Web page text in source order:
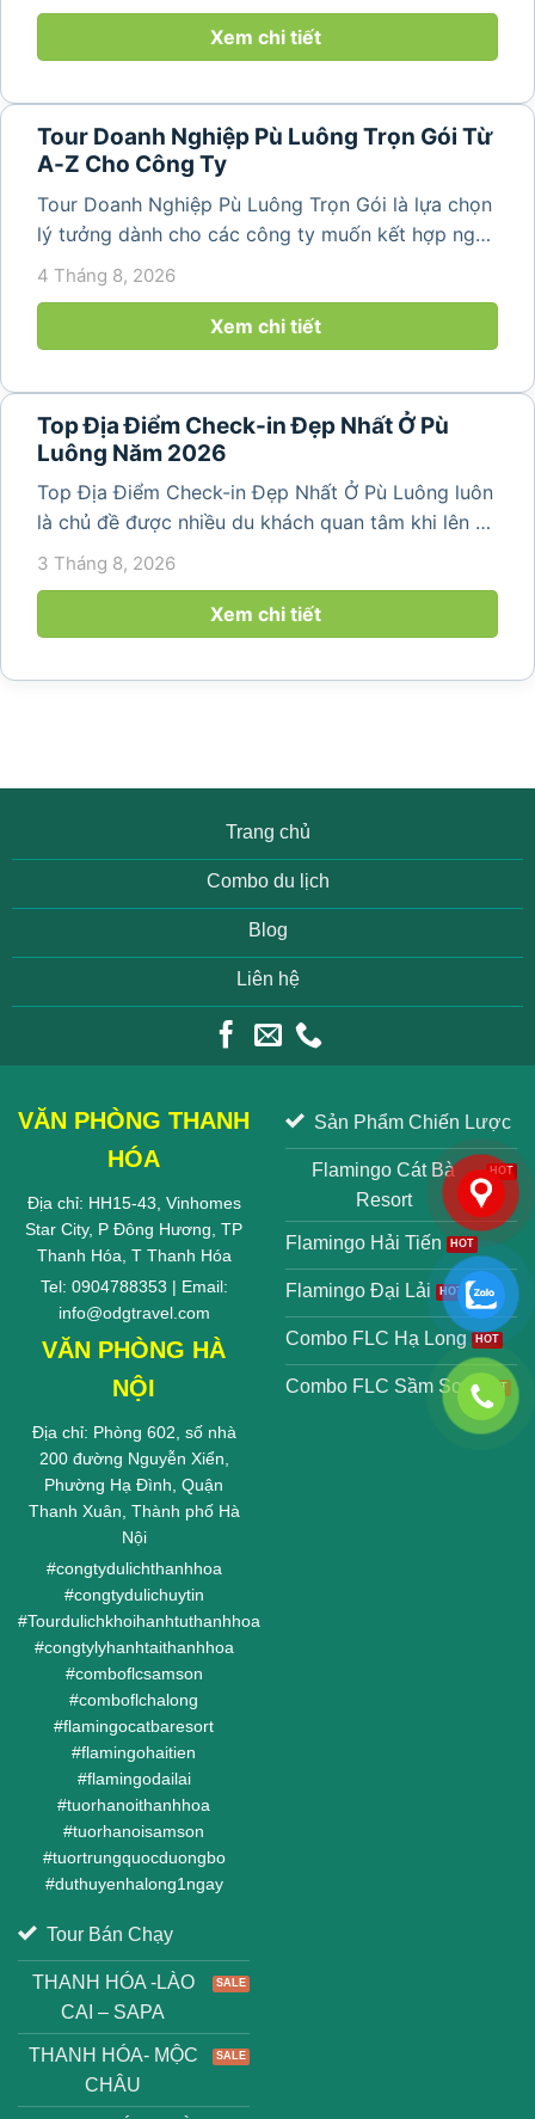
Hóa vài giờ di chuyển,...Xem chi tiết
Tour Doanh Nghiệp Pù Luông Trọn Gói Từ
A-Z Cho Công Ty
Tour Doanh Nghiệp Pù Luông Trọn Gói là lựa chọn
lý tưởng dành cho các công ty muốn kết hợp nghỉ
dưỡng, gắn kết đội ngũ và tái tạo năng lượng sau
những ngày làm việc căng thẳng. Với cảnh quan
thiên nhiên trong lành,...
4 Tháng 8, 2026
Xem chi tiết
Top Địa Điểm Check-in Đẹp Nhất Ở Pù
Luông Năm 2026
Top Địa Điểm Check-in Đẹp Nhất Ở Pù Luông luôn
là chủ đề được nhiều du khách quan tâm khi lên kế
hoạch khám phá vùng đất thiên nhiên nổi tiếng
làng yên bình, thác...
3 Tháng 8, 2026
Xem chi tiết
Trang chủ
Combo du lịch
Blog
Liên hệ
VĂN PHÒNG THANH
HÓA
Địa chỉ: HH15-43, Vinhomes
Star City, P Đông Hương, TP
Thanh Hóa, T Thanh Hóa
Tel: 0904788353 | Email:
info@odgtravel.com
VĂN PHÒNG HÀ
NỘI
Địa chỉ: Phòng 602, số nhà
200 đường Nguyễn Xiển,
Phường Hạ Đình, Quận
Thanh Xuân, Thành phố Hà
Nội
#congtydulichthanhhoa
#congtydulichuytin
#Tourdulichkhoihanhtuthanhhoa
#congtylyhanhtaithanhhoa
#comboflcsamson
#comboflchalong
#flamingocatbaresort
#flamingohaitien
#flamingodailai
#tuorhanoithanhhoa
#tuorhanoisamson
#tuortrungquocduongbo
#duthuyenhalong1ngay
Sản Phẩm Chiến Lược
Flamingo Cát Bà
Resort
Flamingo Hải Tiến
Flamingo Đại Lải
Combo FLC Hạ Long
Combo FLC Sầm Sơn
Tour Bán Chạy
THANH HÓA -LÀO
CAI – SAPA
THANH HÓA- MỘC
CHÂU